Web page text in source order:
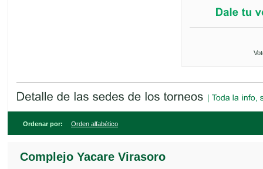
Ordenar por: Orden alfabético
Complejo Yacare Virasoro